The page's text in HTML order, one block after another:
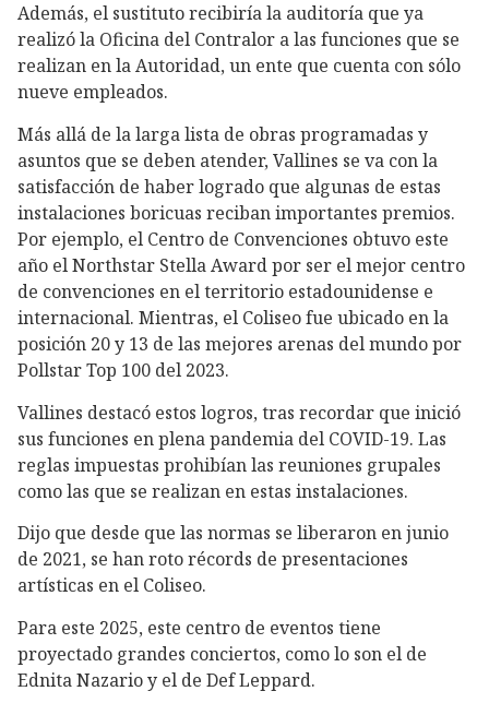
Además, el sustituto recibiría la auditoría que ya
realizó la Oficina del Contralor a las funciones que se
realizan en la Autoridad, un ente que cuenta con sólo
nueve empleados.
Más allá de la larga lista de obras programadas y
asuntos que se deben atender, Vallines se va con la
satisfacción de haber logrado que algunas de estas
instalaciones boricuas reciban importantes premios.
Por ejemplo, el Centro de Convenciones obtuvo este
año el Northstar Stella Award por ser el mejor centro
de convenciones en el territorio estadounidense e
internacional. Mientras, el Coliseo fue ubicado en la
posición 20 y 13 de las mejores arenas del mundo por
Pollstar Top 100 del 2023.
Vallines destacó estos logros, tras recordar que inició
sus funciones en plena pandemia del COVID-19. Las
reglas impuestas prohibían las reuniones grupales
como las que se realizan en estas instalaciones.
Dijo que desde que las normas se liberaron en junio
de 2021, se han roto récords de presentaciones
artísticas en el Coliseo.
Para este 2025, este centro de eventos tiene
proyectado grandes conciertos, como lo son el de
Ednita Nazario y el de Def Leppard.